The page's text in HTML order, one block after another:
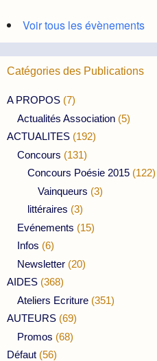
Voir tous les évènements
Catégories des Publications
A PROPOS (7)
Actualités Association (5)
ACTUALITES (192)
Concours (131)
Concours Poésie 2015 (122)
Vainqueurs (3)
littéraires (3)
Evénements (15)
Infos (6)
Newsletter (20)
AIDES (368)
Ateliers Ecriture (351)
AUTEURS (69)
Promos (68)
Défaut (56)